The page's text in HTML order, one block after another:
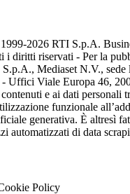
2026 RTI S.p.A.
i diritti riservati - Per la
Mediaset N.V., sede
- Uffici Viale Europa 46,
e ai dati personali
funzionale
generativa. È altresì
automatizzati di data
Policy